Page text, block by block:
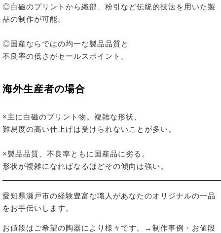
◎白磁のプリントから織部、粉引など伝統的技法を用いた製
品の制作が可能。
◎国産ならではの均一な製品品質と
不良率の低さがセールスポイント。
海外生産者の場合
×主に白磁のプリント物。複雑な形状、
難易度の高い仕上げは受けられないことが多い。
×製品品質、不良率ともに国産品に劣る。
形状が複雑になればなるほどその傾向は強い。
愛知県瀬戸市の経験豊富な職人があなたのオリジナルの一品
をお手伝いします。
お値段はご希望の陶器により様々です。
→制作事例・お値段